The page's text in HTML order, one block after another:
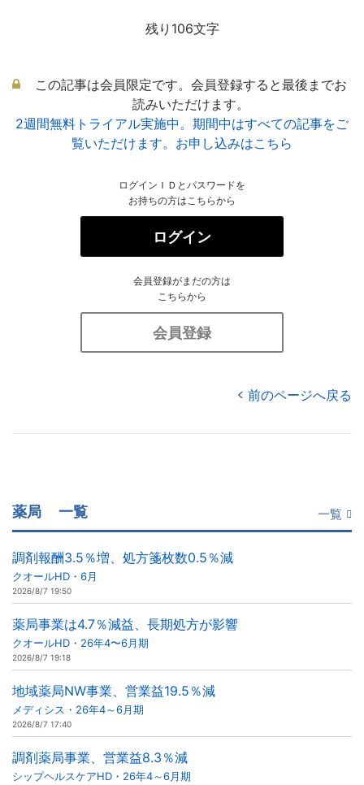
残り106文字
この記事は会員限定です。会員登録すると最後までお
読みいただけます。
2週間無料トライアル実施中。期間中はすべての記事をご
覧いただけます。お申し込みはこちら
ログインＩＤとパスワードを
お持ちの方はこちらから
ログイン
会員登録がまだの方は
こちらから
会員登録
前のページへ戻る
薬局 一覧 一覧
調剤報酬3.5％増、処方箋枚数0.5％減
クオールHD・6月
2026/8/7 19:50
薬局事業は4.7％減益、長期処方が影響
クオールHD・26年4〜6月期
2026/8/7 19:18
地域薬局NW事業、営業益19.5％減
メディシス・26年4～6月期
2026/8/7 17:40
調剤薬局事業、営業益8.3％減
シップヘルスケアHD・26年4～6月期